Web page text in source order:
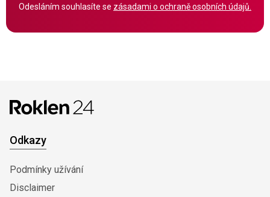
Odesláním souhlasíte se zásadami o ochraně osobních údajů.
Odkazy
Podmínky užívání
Disclaimer